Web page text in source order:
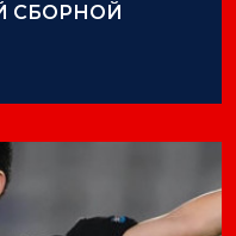
СБОРНОЙ